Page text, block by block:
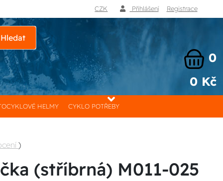
CZK Přihlášení Registrace
Hledat
0
0 Kč
HELMY CYKLO POTŘEBY
)
(stříbrná) M011-025